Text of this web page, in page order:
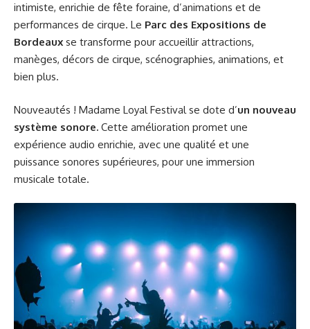
intimiste, enrichie de fête foraine, d’animations et de
performances de cirque. Le Parc des Expositions de
Bordeaux se transforme pour accueillir attractions,
manèges, décors de cirque, scénographies, animations, et
bien plus.
Nouveautés ! Madame Loyal Festival se dote d’un nouveau
système sonore. Cette amélioration promet une
expérience audio enrichie, avec une qualité et une
puissance sonores supérieures, pour une immersion
musicale totale.